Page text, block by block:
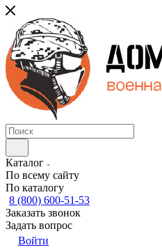
Каталог
По всему сайту
По каталогу
8 (800) 600-51-53
Заказать звонок
Задать вопрос
Войти